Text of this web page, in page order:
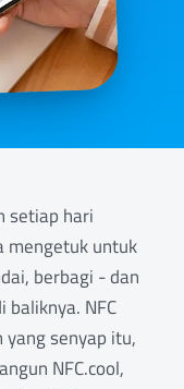
setiap hari
mengetuk untuk
berbagi - dan
NFC
senyap itu,
NFC.cool,